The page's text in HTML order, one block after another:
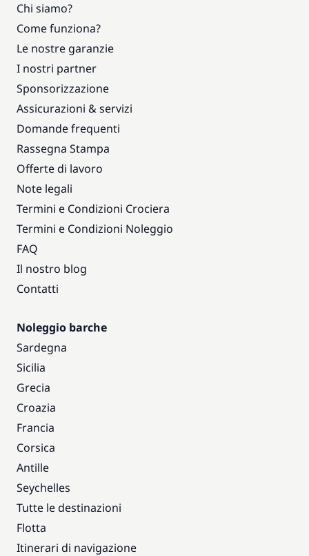
Chi siamo?
Come funziona?
Le nostre garanzie
I nostri partner
Sponsorizzazione
Assicurazioni & servizi
Domande frequenti
Rassegna Stampa
Offerte di lavoro
Note legali
Termini e Condizioni Crociera
Termini e Condizioni Noleggio
FAQ
Il nostro blog
Contatti
Noleggio barche
Sardegna
Sicilia
Grecia
Croazia
Francia
Corsica
Antille
Seychelles
Tutte le destinazioni
Flotta
Itinerari di navigazione